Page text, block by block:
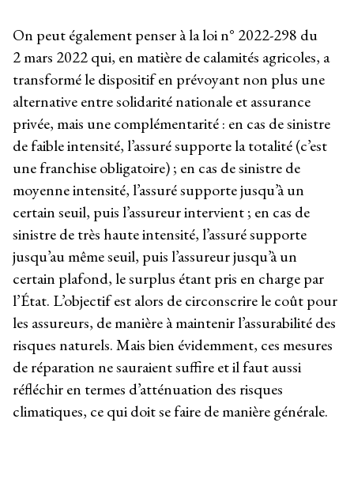
On peut également penser à la loi n° 2022-298 du
2 mars 2022 qui, en matière de calamités agricoles, a
transformé le dispositif en prévoyant non plus une
alternative entre solidarité nationale et assurance
privée, mais une complémentarité : en cas de sinistre
de faible intensité, l’assuré supporte la totalité (c’est
une franchise obligatoire) ; en cas de sinistre de
moyenne intensité, l’assuré supporte jusqu’à un
certain seuil, puis l’assureur intervient ; en cas de
sinistre de très haute intensité, l’assuré supporte
jusqu’au même seuil, puis l’assureur jusqu’à un
certain plafond, le surplus étant pris en charge par
l’État. L’objectif est alors de circonscrire le coût pour
les assureurs, de manière à maintenir l’assurabilité des
risques naturels. Mais bien évidemment, ces mesures
de réparation ne sauraient suffire et il faut aussi
réfléchir en termes d’atténuation des risques
climatiques, ce qui doit se faire de manière générale.